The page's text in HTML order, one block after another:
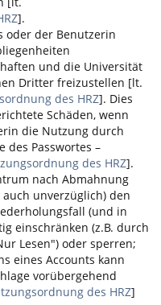
].
oder der Benutzerin
und die Universität
Dritter freizustellen [lt.
des HRZ]. Dies
Schäden, wenn
die Nutzung durch
des Passwortes –
des HRZ].
nach Abmahnung
unverzüglich) den
(und in
einschränken (z.B. durch
Lesen") oder sperren;
eines Accounts kann
vorübergehend
des HRZ]